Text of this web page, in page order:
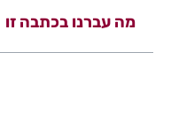
מה עברנו בכתבה זו